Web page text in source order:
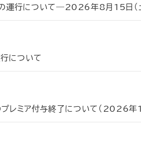
運行について―2026年8月15日（
行について
プレミア付与終了について（2026年